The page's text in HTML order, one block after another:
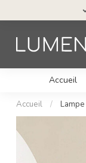
Accueil
Accueil /